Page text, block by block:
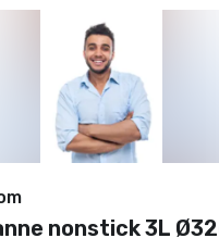
nonstick 3L